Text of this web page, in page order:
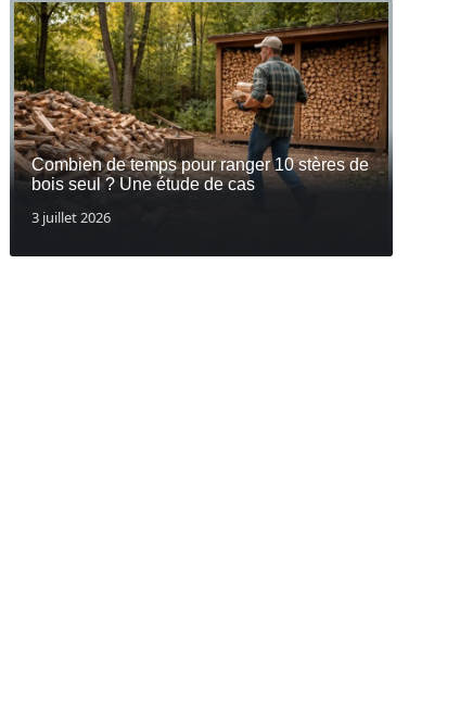
Combien de temps pour ranger 10 stères de
bois seul ? Une étude de cas
3 juillet 2026